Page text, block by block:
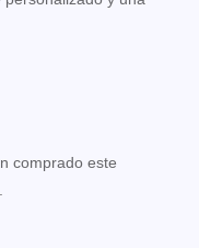
comprado este